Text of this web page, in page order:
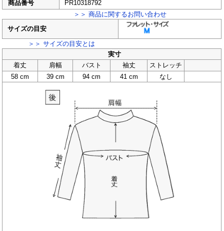
商品番号
PR10318792
＞＞ 商品に関するお問い合わせ
サイズの目安
＞＞ サイズの目安とは
実寸
着丈
肩幅 バスト 袖丈
ストレッチ
58 cm
39 cm 94 cm 41 cm なし